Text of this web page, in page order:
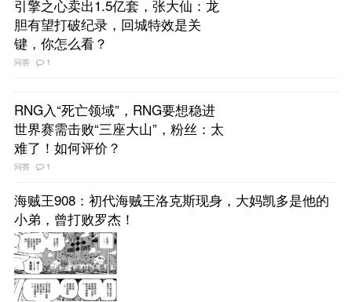
引擎之心卖出1.5亿套，张大仙：龙
胆有望打破纪录，回城特效是关
键，你怎么看？
问答 1
RNG入“死亡领域”，RNG要想稳进
世界赛需击败“三座大山”，粉丝：太
难了！如何评价？
问答 1
海贼王908：初代海贼王洛克斯现身，大妈凯多是他的
小弟，曾打败罗杰！